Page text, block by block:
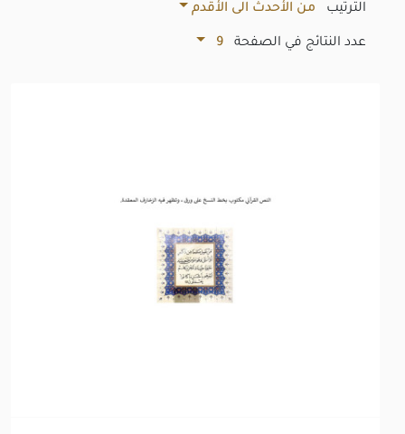
الترتيب من الأحدث الى الأقدم
عدد النتائج في الصفحة 9